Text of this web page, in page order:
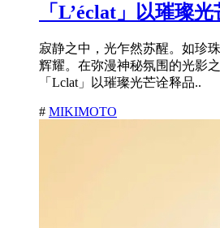
「L’éclat」以璀璨
寂静之中，光乍然苏醒。如珍
辉耀。在弥漫神秘氛围的光影
「Lclat」以璀璨光芒诠释品..
# MIKIMOTO